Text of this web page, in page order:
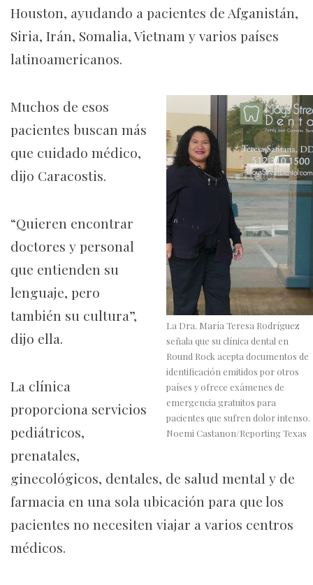
Houston, ayudando a pacientes de Afganistán,
Siria, Irán, Somalia, Vietnam y varios países
latinoamericanos.
La Dra. María Teresa Rodríguez
señala que su clínica dental en
Round Rock acepta documentos de
identificación emitidos por otros
países y ofrece exámenes de
emergencia gratuitos para
pacientes que sufren dolor intenso.
Noemi Castanon/Reporting Texas
Muchos de esos
pacientes buscan más
que cuidado médico,
dijo Caracostis.
“Quieren encontrar
doctores y personal
que entienden su
lenguaje, pero
también su cultura”,
dijo ella.
La clínica
proporciona servicios
pediátricos,
prenatales,
ginecológicos, dentales, de salud mental y de
farmacia en una sola ubicación para que los
pacientes no necesiten viajar a varios centros
médicos.